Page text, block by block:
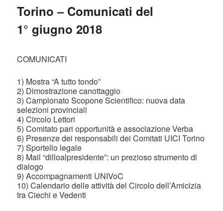
Torino – Comunicati del
1° giugno 2018
COMUNICATI
1) Mostra “A tutto tondo”
2) Dimostrazione canottaggio
3) Campionato Scopone Scientifico: nuova data
selezioni provinciali
4) Circolo Lettori
5) Comitato pari opportunità e associazione Verba
6) Presenze dei responsabili dei Comitati UICI Torino
7) Sportello legale
8) Mail “dilloalpresidente”: un prezioso strumento di
dialogo
9) Accompagnamenti UNIVoC
10) Calendario delle attività del Circolo dell’Amicizia
tra Ciechi e Vedenti